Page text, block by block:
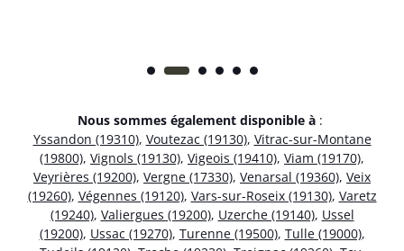
Nous sommes également disponible à :
Yssandon (19310), Voutezac (19130), Vitrac-sur-Montane
(19800), Vignols (19130), Vigeois (19410), Viam (19170),
Veyrières (19200), Vergne (17330), Venarsal (19360), Veix
(19260), Végennes (19120), Vars-sur-Roseix (19130), Varetz
(19240), Valiergues (19200), Uzerche (19140), Ussel
(19200), Ussac (19270), Turenne (19500), Tulle (19000),